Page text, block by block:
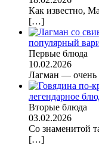
Как известно,
[…]
популярный
Первые блюда
10.02.2026
Лагман — очень
легендарное
Вторые блюда
03.02.2026
Со знаменитой
[…]